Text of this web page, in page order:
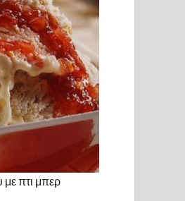
με πτι μπερ